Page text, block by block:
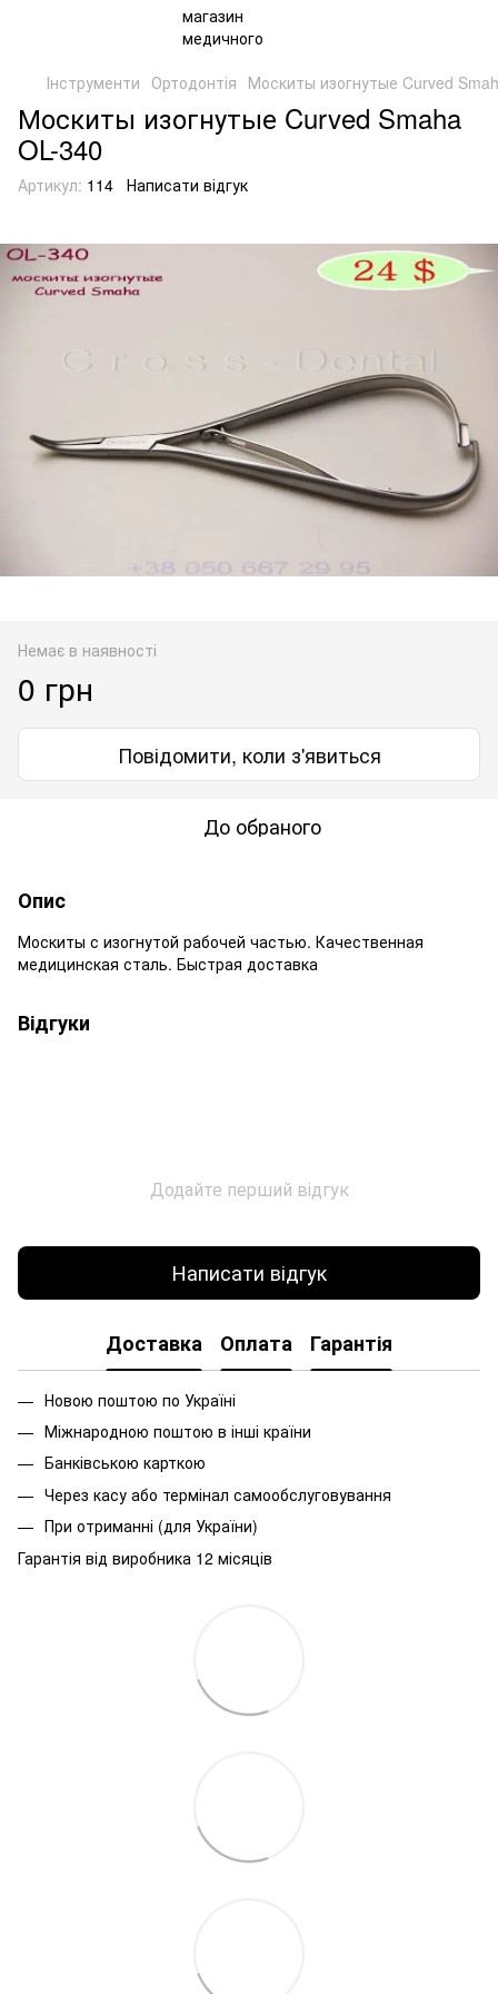
Інструменти Ортодонтія Москиты изогнутые Curved
Москиты изогнутые Curved Smaha
OL-340
Артикул: 114 Написати відгук
Немає в наявності
0 грн
Повідомити, коли з'явиться
До обраного
Опис
Москиты с изогнутой рабочей частью. Качественная
медицинская сталь. Быстрая доставка
Відгуки
Додайте перший відгук
Написати відгук
Доставка Оплата Гарантія
Новою поштою по Україні
Міжнародною поштою в інші країни
Банківською карткою
Через касу або термінал самообслуговування
При отриманні (для України)
Гарантія від виробника 12 місяців